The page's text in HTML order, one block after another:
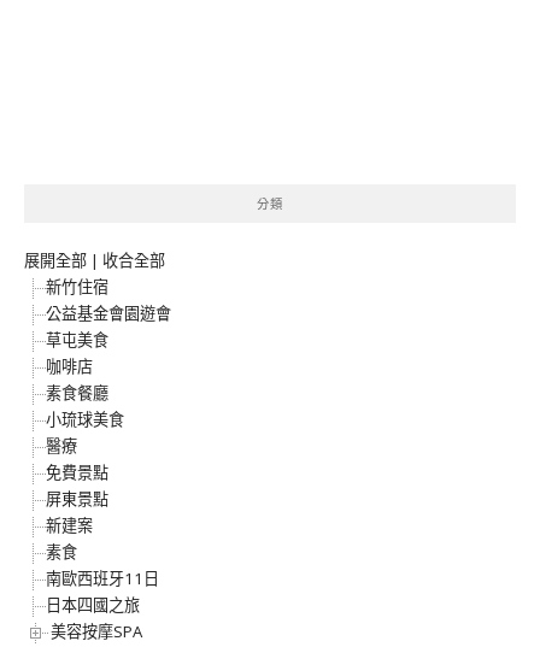
分類
展開全部 | 收合全部
新竹住宿
公益基金會園遊會
草屯美食
咖啡店
素食餐廳
小琉球美食
醫療
免費景點
屏東景點
新建案
素食
南歐西班牙11日
日本四國之旅
美容按摩SPA